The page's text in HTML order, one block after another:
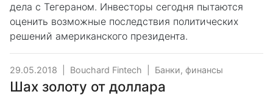
дела с Тегераном. Инвесторы сегодня пытаются
оценить возможные последствия политических
решений американского президента.
29.05.2018 Bouchard Fintech Банки, финансы
Шах золоту от доллара